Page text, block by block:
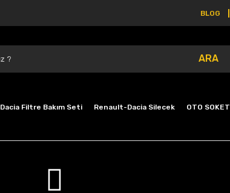
BLOG
ARA
Dacia Filtre Bakım Seti Renault-Dacia Silecek OTO SOKET